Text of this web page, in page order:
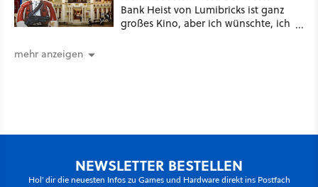
Bank Heist von Lumibricks ist ganz
großes Kino, aber ich wünschte, ich
mehr anzeigen
NEWSLETTER BESTELLEN
Hol' dir die neuesten Infos zu Games und Hardware direkt ins Postfach